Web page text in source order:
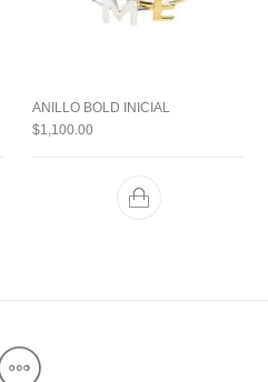
ANILLO BOLD INICIAL
$1,100.00